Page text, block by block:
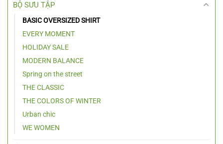
BỘ SƯU TẬP
BASIC OVERSIZED SHIRT
EVERY MOMENT
HOLIDAY SALE
MODERN BALANCE
Spring on the street
THE CLASSIC
THE COLORS OF WINTER
Urban chic
WE WOMEN